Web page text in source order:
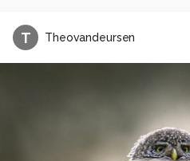
T Theovandeursen